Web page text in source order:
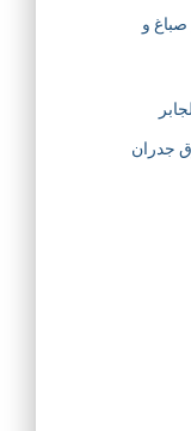
66405052 معلم صباغ و